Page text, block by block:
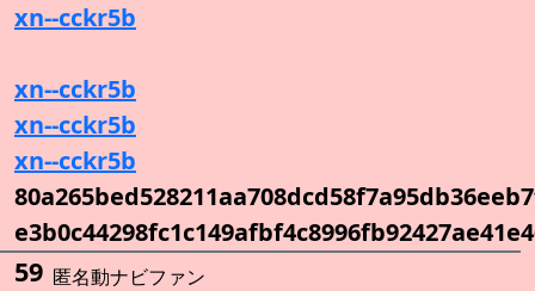
xn--cckr5b
xn--cckr5b
xn--cckr5b
xn--cckr5b
59 匿名動ナビファン